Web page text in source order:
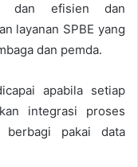
dan efisien dan
layanan SPBE yang
dan pemda.
apabila setiap
integrasi proses
berbagi pakai data